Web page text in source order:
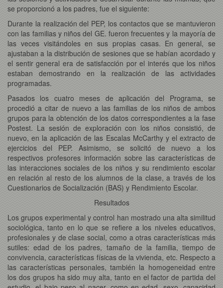
se proporcionó a los padres, fue el siguiente:
Durante la realización del PEP, los contactos que se mantuvieron
con las familias y niños del GE. fueron frecuentes y la mayoría de
las veces visitándoles en sus propias casas. En general, se
ajustaban a la distribución de sesiones que se habían acordado y
el sentir general era de satisfacción por el interés que los niños
estaban demostrando en la realización de las actividades
programadas.
Pasados los cuatro meses de aplicación del Programa, se
procedió a citar de nuevo a las familias de los niños de ambos
grupos para la obtención de los datos correspondientes a la fase
Postest. La sesión de exploración con los niños consistió, de
nuevo, en la aplicación de las Escalas McCarthy y el extracto de
ejercicios del PEP. Asimismo, se solicitó de nuevo a los
respectivos profesores información sobre las características de
las interacciones sociales de los niños y su rendimiento escolar
en relación al resto de los alumnos de la clase, a través de los
Cuestionarios de Socialización (BAS) y Rendimiento Escolar.
Resultados
Los grupos experimental y control han mostrado una alta similitud
sociológica, tanto en lo que se refiere a los niveles educativos,
profesionales y de clase social, como a otras características más
sutiles: edad de los padres, tamaño de la familia, tiempo de
convivencia, características físicas de la vivienda, etc. Respecto a
las características personales, también la homogeneidad entre
los dos grupos ha sido muy alta, tanto en el factor de partida del